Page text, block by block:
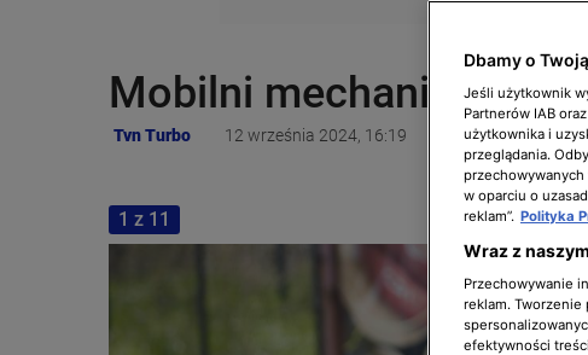
Mobilni mechanicy -
Tvn Turbo 12 września 2024, 16:19
1 z 11
Dbamy o
Jeśli użytkownik
Partnerów IAB oraz
użytkownika i
przeglądania.
w oparciu o
reklam”. Polityka
Wraz z
Przechowywanie
reklam.
efektywności